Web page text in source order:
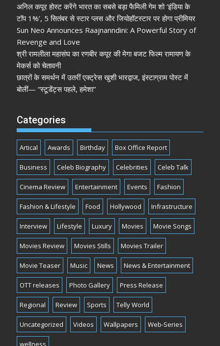
अनिल कपूर होस्ट करेंगे भारत का सबसे बड़ा फैमिली गेम शो ‘इंडिया के
टॉप 1%’, 5 सितंबर से स्टार प्लस और जियोहॉटस्टार पर होगा प्रीमियर
Sun Neo Announces Raajnanndini: A Powerful Story of
Revenge and Love
श्री रामलीला महासंघ का रणबीर कपूर की मेगा बजट फिल्म रामायण के
मेकर्स को चेतावनी
छात्रों के समर्थन में उतरीं एक्ट्रेस खुशी भारद्वाज, इंस्टाग्राम पोस्ट में
बोलीं— “स्टूडेंट्स पहले, हमेशा”
Categories
Artical Awards Birthday Box Office Report
Business Celeb Biography Celebrities Celeb Talk
Cinema Review Entertainment Events Fashion
Fashion & Lifestyle Food Hollywood Infrastructure
Interview Lifestyle Luxury Movies Movie Songs
Movies Review Movies Stills Movies Trailer
Movie Teaser Music News News & Entertainment
OTT releases Photo Gallery Press Release
Regional Review Sports Telly World
Uncategorized Videos Wallpapers Web-Series
wellness